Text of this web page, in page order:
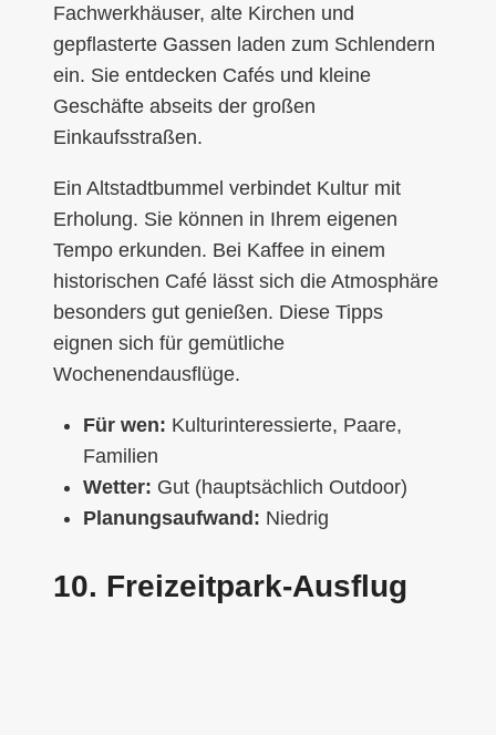
Fachwerkhäuser, alte Kirchen und
gepflasterte Gassen laden zum Schlendern
ein. Sie entdecken Cafés und kleine
Geschäfte abseits der großen
Einkaufsstraßen.
Ein Altstadtbummel verbindet Kultur mit
Erholung. Sie können in Ihrem eigenen
Tempo erkunden. Bei Kaffee in einem
historischen Café lässt sich die Atmosphäre
besonders gut genießen. Diese Tipps
eignen sich für gemütliche
Wochenendausflüge.
Für wen: Kulturinteressierte, Paare,
Familien
Wetter: Gut (hauptsächlich Outdoor)
Planungsaufwand: Niedrig
10. Freizeitpark-Ausflug